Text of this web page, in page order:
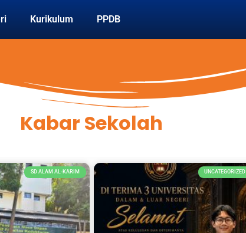
Kurikulum PPDB
Kabar Sekolah
SD ALAM AL-KARIM UNCATEGORIZED